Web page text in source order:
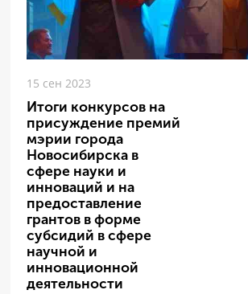
15 сен 2023
Итоги конкурсов на
присуждение премий
мэрии города
Новосибирска в
сфере науки и
инноваций и на
предоставление
грантов в форме
субсидий в сфере
научной и
инновационной
деятельности